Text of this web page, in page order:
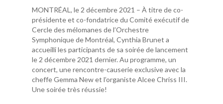
MONTRÉAL, le 2 décembre 2021 – À titre de co-
présidente et co-fondatrice du Comité exécutif de
Cercle des mélomanes de l’Orchestre
Symphonique de Montréal, Cynthia Brunet a
accueilli les participants de sa soirée de lancement
le 2 décembre 2021 dernier. Au programme, un
concert, une rencontre-causerie exclusive avec la
cheffe Gemma New et l’organiste Alcee Chriss III.
Une soirée très réussie!